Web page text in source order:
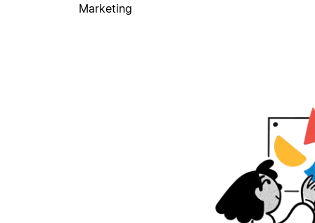
Marketing